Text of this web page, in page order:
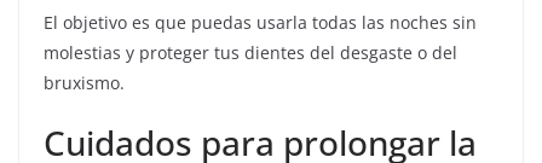
El objetivo es que puedas usarla todas las noches sin
molestias y proteger tus dientes del desgaste o del
bruxismo.
Cuidados para prolongar la